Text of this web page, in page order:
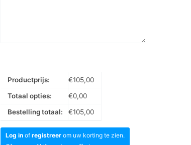
Productprijs: €105,00
Totaal opties:
€0,00
Bestelling totaal:
€105,00
Log in ofregistreer om uw korting te zien.